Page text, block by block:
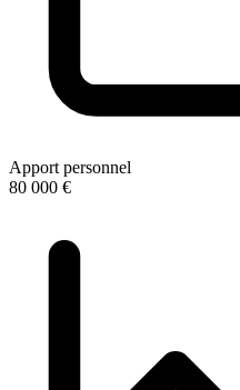
Apport personnel
80 000 €